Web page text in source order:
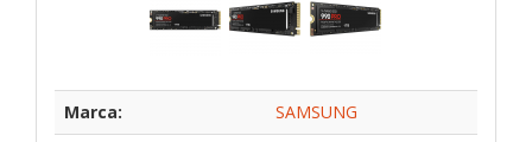
Marca:
SAMSUNG